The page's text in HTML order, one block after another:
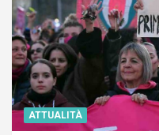
ATTUALITÀ